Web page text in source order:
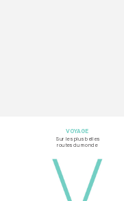
VOYAGE
Sur les plus belles
routes du monde